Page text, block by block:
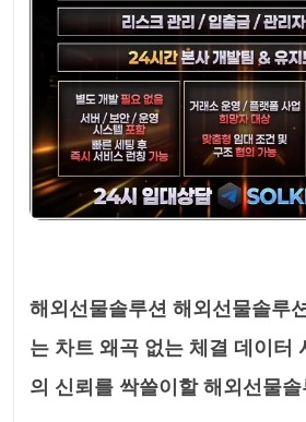
해외선물솔루션 해외선물솔루
는 차트 왜곡 없는 체결 데이터
의 신뢰를 싹쓸이할 해외선물